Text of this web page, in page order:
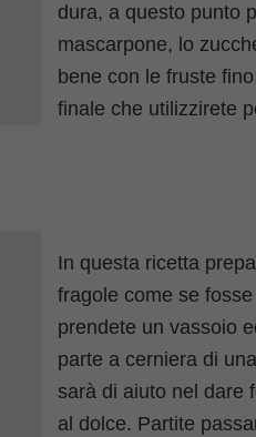
In questa ricetta
fragole come se
prendete un vassoio
parte a cerniera di
sarà di aiuto nel dare
al dolce. Partite